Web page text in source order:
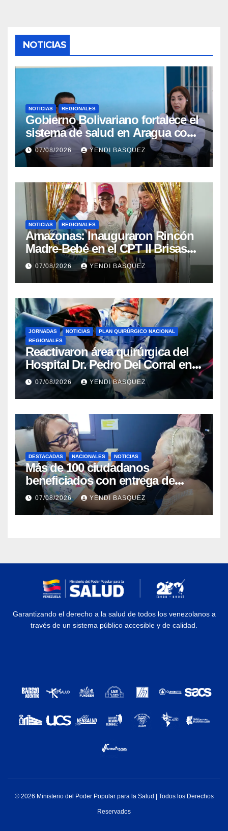
NOTICIAS
NOTICIAS REGIONALES
Gobierno Bolivariano fortalece el
sistema de salud en Aragua con
la reinauguración del CDI La
Mora
07/08/2026 YENDI BASQUEZ
NOTICIAS REGIONALES
​Amazonas: Inauguraron Rincón
Madre-Bebé en el CPT II Brisas
del Aeropuerto ​Inauguraron
Rincón
07/08/2026 YENDI BASQUEZ
JORNADAS NOTICIAS
PLAN QUIRÚRGICO NACIONAL
REGIONALES
Reactivaron área quirúrgica del
Hospital Dr. Pedro Del Corral en
Guárico
07/08/2026 YENDI BASQUEZ
DESTACADAS NACIONALES NOTICIAS
Más de 100 ciudadanos
beneficiados con entrega de
prótesis auditivas en el Centro de
Rehabilitación J.J. Arvelo
07/08/2026 YENDI BASQUEZ
Garantizando el derecho a la salud de todos los venezolanos a
través de un sistema público accesible y de calidad.
© 2026 Ministerio del Poder Popular para la Salud | Todos los Derechos
Reservados